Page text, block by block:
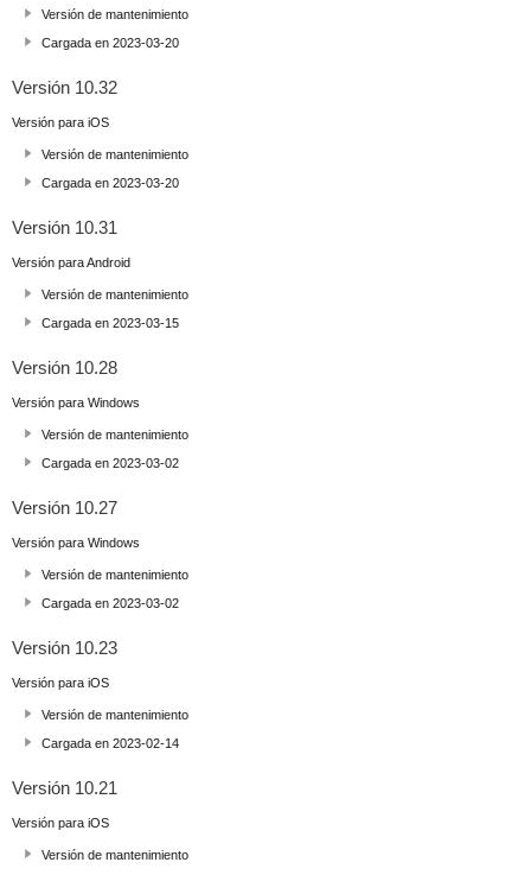
Versión de mantenimiento
Cargada en 2023-03-20
Versión 10.32
Versión para iOS
Versión de mantenimiento
Cargada en 2023-03-20
Versión 10.31
Versión para Android
Versión de mantenimiento
Cargada en 2023-03-15
Versión 10.28
Versión para Windows
Versión de mantenimiento
Cargada en 2023-03-02
Versión 10.27
Versión para Windows
Versión de mantenimiento
Cargada en 2023-03-02
Versión 10.23
Versión para iOS
Versión de mantenimiento
Cargada en 2023-02-14
Versión 10.21
Versión para iOS
Versión de mantenimiento